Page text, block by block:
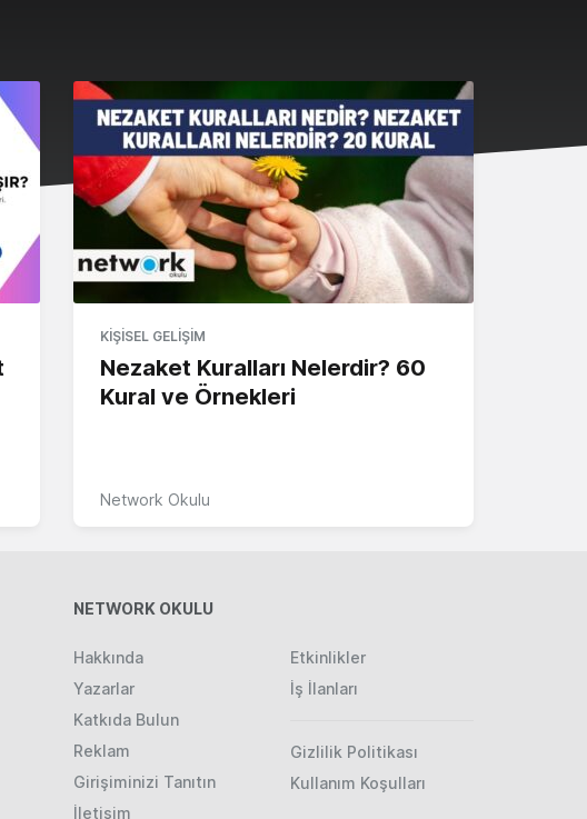
KIŞISEL GELIŞIM
Nezaket Kuralları Nelerdir? 60
Kural ve Örnekleri
Network Okulu
NETWORK OKULU
Hakkında
Yazarlar
Katkıda Bulun
Reklam
Girişiminizi Tanıtın
İletişim
Etkinlikler
İş İlanları
Gizlilik Politikası
Kullanım Koşulları